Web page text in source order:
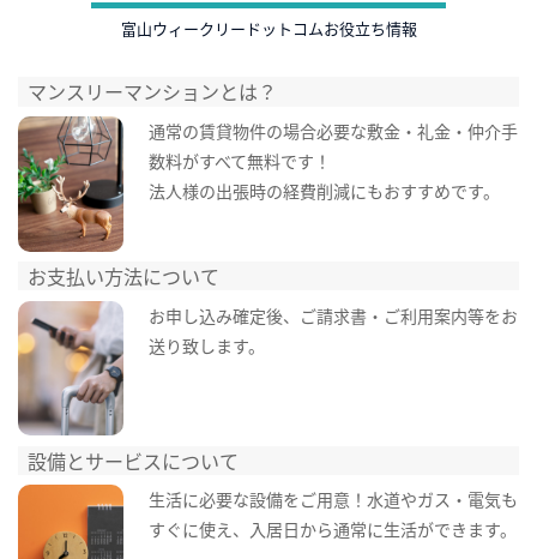
富山ウィークリードットコムお役立ち情報
マンスリーマンションとは？
通常の賃貸物件の場合必要な敷金・礼金・仲介手
数料がすべて無料です！
法人様の出張時の経費削減にもおすすめです。
お支払い方法について
お申し込み確定後、ご請求書・ご利用案内等をお
送り致します。
設備とサービスについて
生活に必要な設備をご用意！水道やガス・電気も
すぐに使え、入居日から通常に生活ができます。